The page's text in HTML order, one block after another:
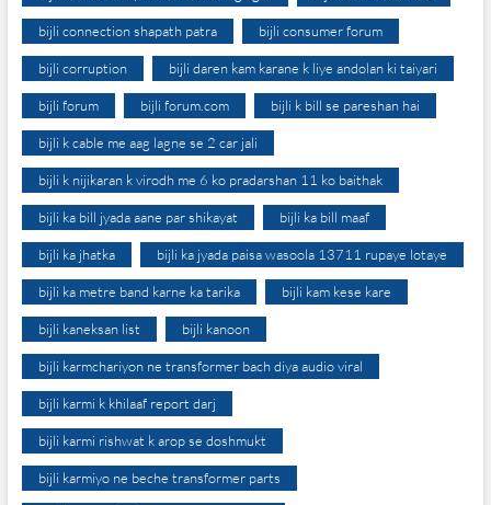
bijli connection shapath patra bijli consumer forum
bijli corruption bijli daren kam karane k liye andolan ki taiyari
bijli forum bijli forum.com bijli k bill se pareshan hai
bijli k cable me aag lagne se 2 car jali
bijli k nijikaran k virodh me 6 ko pradarshan 11 ko baithak
bijli ka bill jyada aane par shikayat bijli ka bill maaf
bijli ka jhatka bijli ka jyada paisa wasoola 13711 rupaye lotaye
bijli ka metre band karne ka tarika bijli kam kese kare
bijli kaneksan list bijli kanoon
bijli karmchariyon ne transformer bach diya audio viral
bijli karmi k khilaaf report darj
bijli karmi rishwat k arop se doshmukt
bijli karmiyo ne beche transformer parts